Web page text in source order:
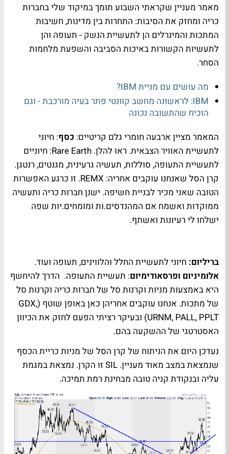
מאמר מעניין שקראתי השבוע תומך במיקוד שלי בחברות
כריה ומחזק את הסיבות: התחרות בין מדינות, חשיבות
המתכות והמינרלים הן לתעשיית הנשק - תעופה והן
לתעשיות הקשורות באיכות הסביבה והשפעת מלחמות
הסחר.
מה עושים עם מניית IBM?
IBM: לראשונה מחשב קוונטי פתר בעיה מורכבת - וגם
הוכיח שהתשובה נכונה
המאמר מציין ארבעה חומרי גלם קריטיים: כסף: חיוני
לתעשיית האוויר הצבאית. ראו להלן. Rare Earth: חיוניים
לתעשיית התעופה, סוללות, תעשיה גרעינית, מגנטים, רנטגן.
קרן הסל שאנחנו עוקבים אחריה: REMX. זו כרגע האפשרות
הטובה שאני מכיר לבניית חשיפה. ישנן חברות כריה ותעשיה
ממוקדות ואשמח אם המהנדסים.ות ומומחים.יות שפה
ישלחו לי רעיונות ואשתף.
בריליום: חיוני לתעשיית החלל והלווינים, תעופה ועוד.
אלומיניום ופרסאודימיום: תעשיית התעופה. הדרך להיחשף
היא באמצעות מניות וקרנות סל של חברות כריה וקרנות סל
של מתכות. אנחנו עוקבים אחריהן כאן באופן שוטף (GDX,
URNM, PALL, PPLT) ובעיקר רציתי הפעם לחזק את הכיוון
האסטרטגי של ההשקעה בהם.
נעדכן היום את הניתוח של קרן הסל של מניות כריית הכסף
שנמצאת במצב מאוד מעניין. SIL זו הקרן. נמצאת במגמת
עליה ובנקודת קניה טובה מבחינת רמת תמיכה.